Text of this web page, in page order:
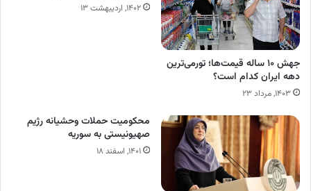
جهش ۱۰ ساله قیمت‌ها؛ تورمی‌ترین
دهه ایران کدام است؟
۱۴۰۳, مرداد ۲۳
۱۴۰۲, اردیبهشت ۱۳
محکومیت حملات وحشیانه رژیم
صهیونیستی به سوریه
۱۴۰۱, اسفند ۱۸